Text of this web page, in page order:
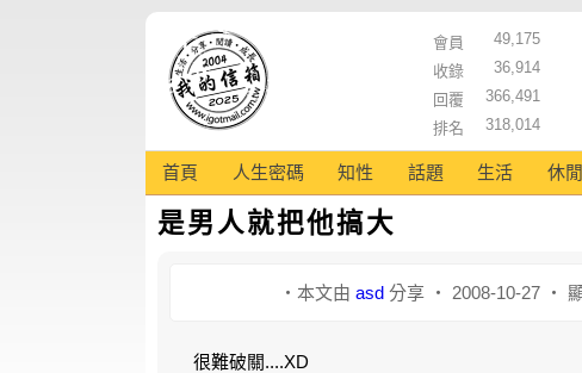
會員
49,175
收錄
36,914
回覆
366,491
排名
318,014
首頁 人生密碼 知性 話題 生活 休閒
是男人就把他搞大
‧本文由 asd 分享 ‧ 2008-10-27 ‧
很難破關....XD